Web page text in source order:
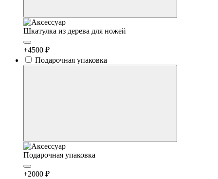
Шкатулка из дерева для ножей
+4500 ₽
Подарочная упаковка
Подарочная упаковка
+2000 ₽